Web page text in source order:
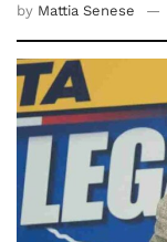
by Mattia Senese